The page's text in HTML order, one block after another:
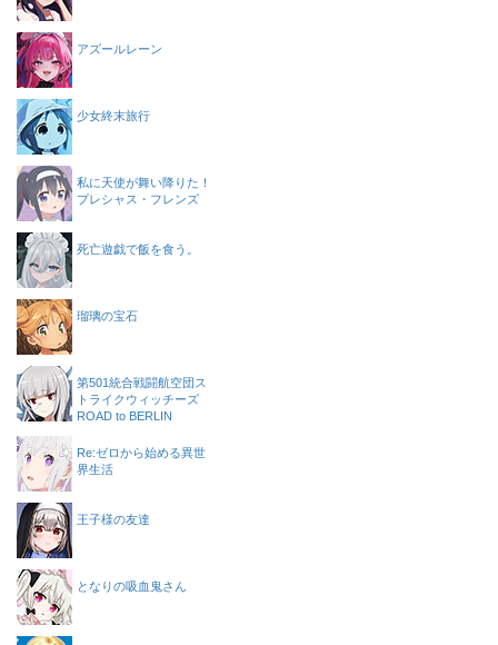
アズールレーン
少女終末旅行
私に天使が舞い降りた！
プレシャス・フレンズ
死亡遊戯で飯を食う。
瑠璃の宝石
第501統合戦闘航空団ス
トライクウィッチーズ
ROAD to BERLIN
Re:ゼロから始める異世
界生活
王子様の友達
となりの吸血鬼さん